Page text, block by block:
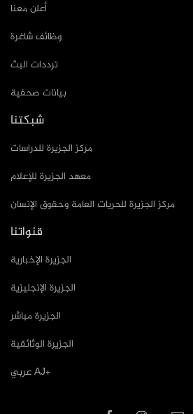
أعلن معنا
وظائف شاغرة
ترددات البث
بيانات صحفية
شبكتنا
مركز الجزيرة للدراسات
معهد الجزيرة للإعلام
مركز الجزيرة للحريات العامة وحقوق الإنسان
قنواتنا
الجزيرة الإخبارية
الجزيرة الإنجليزية
الجزيرة مباشر
الجزيرة الوثائقية
عربي AJ+